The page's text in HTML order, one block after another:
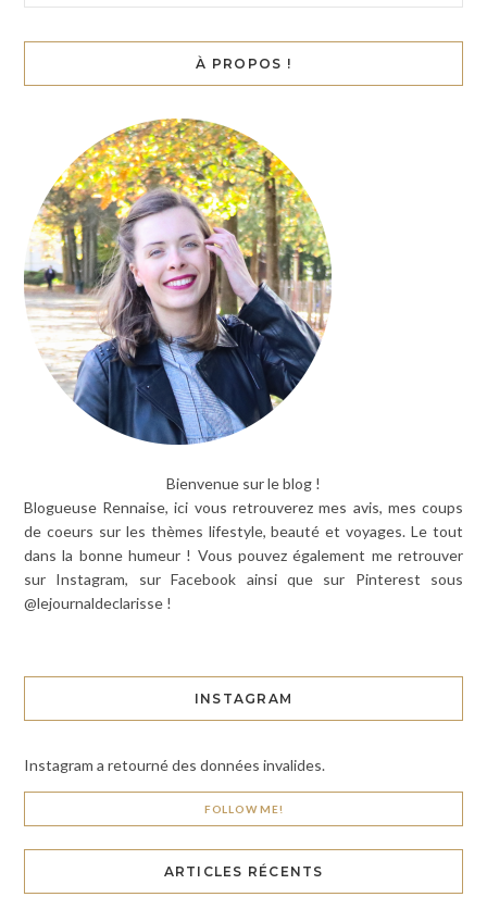
À PROPOS !
Bienvenue sur le blog !
Blogueuse Rennaise, ici vous retrouverez mes avis, mes coups
de coeurs sur les thèmes lifestyle, beauté et voyages. Le tout
dans la bonne humeur ! Vous pouvez également me retrouver
sur Instagram, sur Facebook ainsi que sur Pinterest sous
@lejournaldeclarisse !
INSTAGRAM
Instagram a retourné des données invalides.
FOLLOW ME!
ARTICLES RÉCENTS